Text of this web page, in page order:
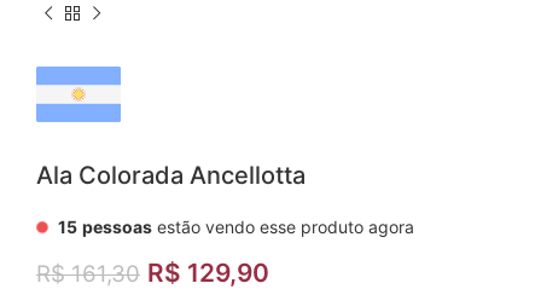
Ala Colorada Ancellotta
15 pessoas estão vendo esse produto agora
R$161,30 R$ 129,90